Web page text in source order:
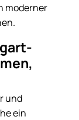
moderner
und
ein